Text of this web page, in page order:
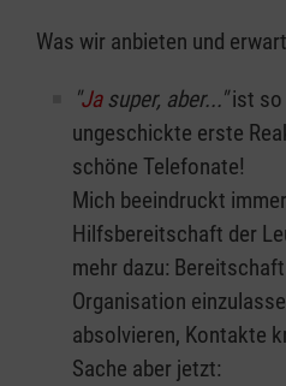
Was wir anbieten und
"Jasuper, aber..."ist so
ungeschickte erste
schöne Telefonate!
Mich beeindruckt
Hilfsbereitschaft der
mehr dazu:
Organisation
absolvieren, Kontakte
Sache aber jetzt: